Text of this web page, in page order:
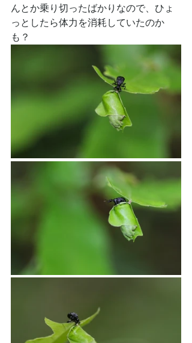
んとか乗り切ったばかりなので、ひょ
っとしたら体力を消耗していたのか
も？